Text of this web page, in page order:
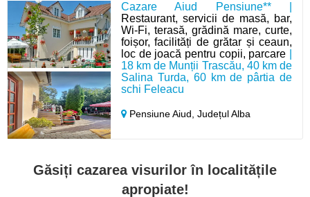
Cazare Aiud Pensiune** |
Restaurant, servicii de masă, bar,
Wi-Fi, terasă, grădină mare, curte,
foișor, facilități de grătar și ceaun,
loc de joacă pentru copii, parcare
18 km de Munții Trascău, 40 km de
Salina Turda, 60 km de pârtia de
schi Feleacu
Pensiune Aiud,Județul Alba
Găsiți cazarea visurilor în localitățile
apropiate!